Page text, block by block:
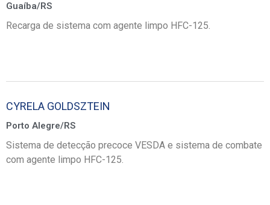
Guaíba/RS
Recarga de sistema com agente limpo HFC-125.
CYRELA GOLDSZTEIN
Porto Alegre/RS
Sistema de detecção precoce VESDA e sistema de combate
com agente limpo HFC-125.